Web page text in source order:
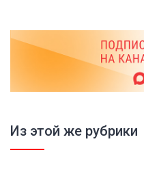
Из этой же рубрики